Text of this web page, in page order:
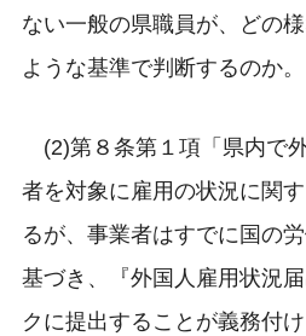
ない一般の県職員が、どの
ような基準で判断するのか。
(2)第８条第１項「県内で
者を対象に雇用の状況に関
るが、事業者はすでに国の
基づき、『外国人雇用状況
クに提出することが義務付